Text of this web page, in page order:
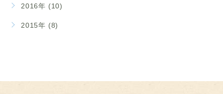
2016年 (10)
2015年 (8)